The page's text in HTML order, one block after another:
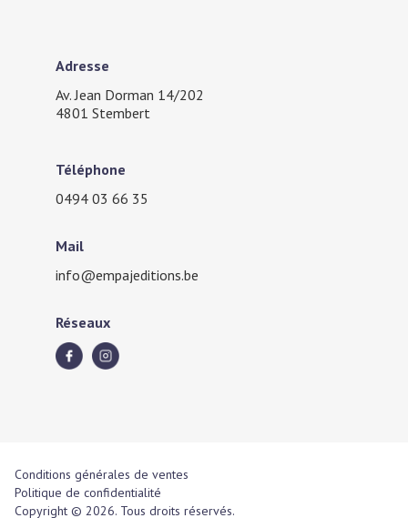
Adresse
Av. Jean Dorman 14/202
4801 Stembert
Téléphone
0494 03 66 35
Mail
info@empajeditions.be
Réseaux
Conditions générales de ventes
Politique de confidentialité
Copyright © 2026. Tous droits réservés.